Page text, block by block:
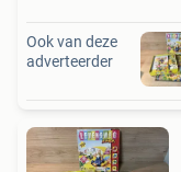
Ook van deze
adverteerder